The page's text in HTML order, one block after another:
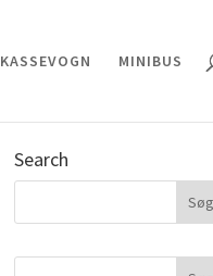
KASSEVOGN MINIBUS
Search